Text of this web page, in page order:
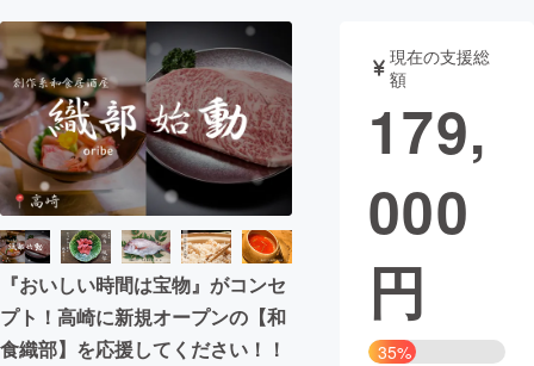
アート・写真 音楽
テクノロジー・ガジェット ゲーム・サ
映像・映画
ビジネス・起業
まちづくり・地域活性化
『おいしい時間は宝物』がコンセ
プト！高崎に新規オープンの【和
食織部】を応援してください！！
現在の支援総
額
179,
000
円
35%